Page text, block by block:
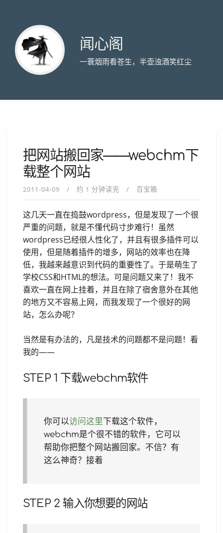
闻心阁
一蓑烟雨看苍生，半壶浊酒笑红尘
把网站搬回家——webchm下
载整个网站
2011-04-09 约 1 分钟读完 百宝箱
这几天一直在捣鼓wordpress，但是发现了一个很
严重的问题，就是不懂代码寸步难行！虽然
wordpress已经很人性化了，并且有很多插件可以
使用，但是随着插件的增多，网站的效率也在降
低，我越来越意识到代码的重要性了。于是萌生了
学校CSS和HTML的想法。可是问题又来了！我不
喜欢一直在网上挂着，并且在除了宿舍意外在其他
的地方又不容易上网，而我发现了一个很好的网
站，怎么办呢？
当然是有办法的，凡是技术的问题都不是问题！看
我的——
STEP 1 下载webchm软件
你可以访问这里下载这个软件，
webchm是个很不错的软件，它可以
帮助你把整个网站搬回家。不信？有
这么神奇？接着
STEP 2 输入你想要的网站